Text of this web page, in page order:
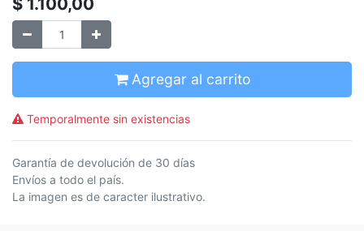
Agregar al carrito
Temporalmente sin existencias
Garantía de devolución de 30 días
Envíos a todo el país.
La imagen es de caracter ilustrativo.